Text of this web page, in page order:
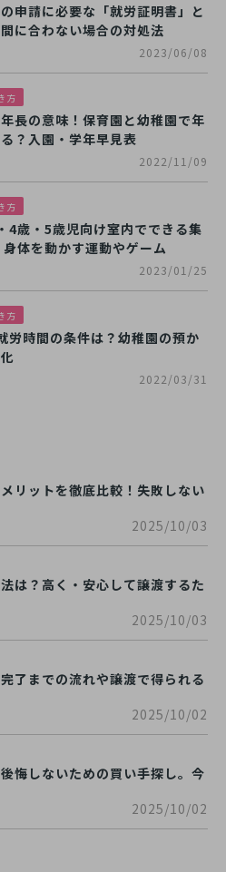
申請に必要な「就労証明書」と
に合わない場合の対処法
2023/06/08
方
長の意味！保育園と幼稚園で年
？入園・学年早見表
2022/11/09
方
4歳・5歳児向け室内でできる集
体を動かす運動やゲーム
2023/01/25
方
労時間の条件は？幼稚園の預か
2022/03/31
リットを徹底比較！失敗しない
2025/10/03
は？高く・安心して譲渡するた
2025/10/03
了までの流れや譲渡で得られる
2025/10/02
悔しないための買い手探し。今
2025/10/02